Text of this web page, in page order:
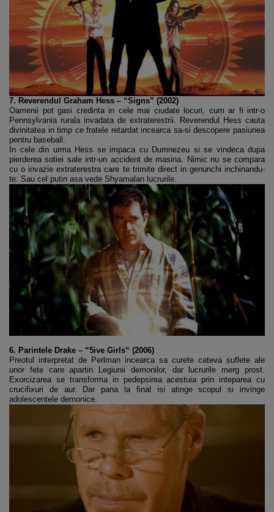
7. Reverendul Graham Hess – “Signs” (2002)
Oamenii pot gasi credinta in cele mai ciudate locuri, cum ar fi intr-o
Pennsylvania rurala invadata de extraterestrii. Reverendul Hess cauta
divinitatea in timp ce fratele retardat incearca sa-si descopere pasiunea
pentru baseball.
In cele din urma Hess se impaca cu Dumnezeu si se vindeca dupa
pierderea sotiei sale intr-un accident de masina. Nimic nu se compara
cu o invazie extraterestra care te trimite direct in genunchi inchinandu-
te. Sau cel putin asa vede Shyamalan lucrurile.
6. Parintele Drake – “5ive Girls“ (2006)
Preotul interpretat de Perlman incearca sa curete cateva suflete ale
unor fete care apartin Legiunii demonilor, dar lucrurile merg prost.
Exorcizarea se transforma in pedepsirea acestuia prin inteparea cu
crucifixuri de aur. Dar pana la final isi atinge scopul si invinge
adolescentele demonice.